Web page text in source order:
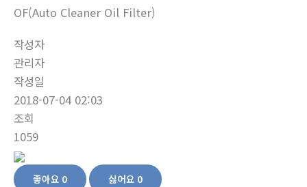
OF(Auto Cleaner Oil Filter)
작성자
관리자
작성일
2018-07-04 02:03
조회
1059
좋아요 0 싫어요 0